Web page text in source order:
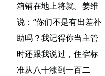
箱铺在地上将就。姜维
说：“你们不是有出差补
助吗？我记得你当主管
时还跟我说过，住宿标
准从八十涨到一百二